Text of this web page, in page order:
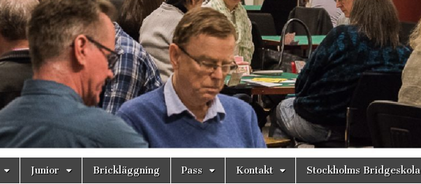
Junior Brickläggning Pass Kontakt Stockholms Bridgeskola